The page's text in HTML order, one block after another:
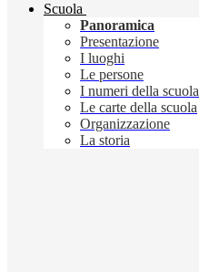
Scuola
Panoramica
Presentazione
I luoghi
Le persone
I numeri della scuola
Le carte della scuola
Organizzazione
La storia